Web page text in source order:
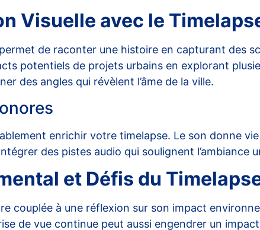
Visuelle avec le
permet de raconter une histoire en capturant des
potentiels de projets urbains en explorant
des angles qui révèlent l’âme de la ville.
enrichir votre timelapse. Le son donne
des pistes audio qui soulignent l’ambiance
et Défis du
couplée à une réflexion sur son impact
de vue continue peut aussi engendrer un